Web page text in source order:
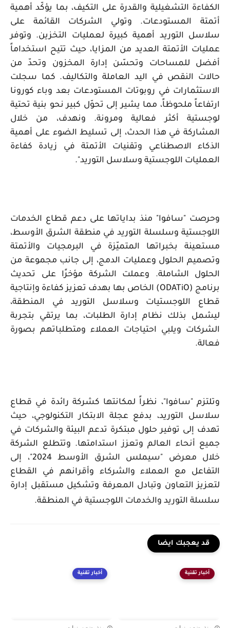
الكفاءة التشغيلية والقدرة على التكيف، بما يؤكّد أهمية
أتمتة المستودعات. وتولي الشركات القائمة على
سلاسل التوريد أهمية كبيرة لعمليات التخزين. وتوفر
عمليات الأتمتة العديد من المزايا، حيث تتيح استخداماً
أفضل للمساحات وتحسّن إدارة المخزون وتحدّ من
حالات النقص في اليد العاملة والتكاليف. كما سجلت
الاستثمارات في روبوتات المستودعات بعد وباء كورونا
ارتفاعاً ملحوظاً، مما يشير إلى تحوّل كبير نحو بنية تحتية
لوجستية أكثر فعالية ومرونة. ونهدف، من خلال
المشاركة في هذا الحدث، إلى تسليط الضوء على أهمية
الذكاء الاصطناعي وتقنيات الأتمتة في زيادة كفاءة
العمليات اللوجستية وسلاسل التوريد".
وحرصت "سافوا" منذ بداياتها على دعم قطاع الخدمات
اللوجستية وسلسلة التوريد في منطقة الشرق الأوسط،
مستعينة بخبراتها المتميّزة في البرمجيات والأتمتة
وتصميم الحلول وعمليات الدمج، إلى جانب مجموعة من
الحلول الشاملة. وعملت الشركة مؤخرًا على تحديث
برنامج (ODATiO) الخاص بها بهدف تعزيز كفاءة وإنتاجية
قطاع اللوجستيات وسلاسل التوريد في المنطقة،
ليشمل بذلك نظام إدارة الطلبات، بما يرتقي بتجربة
الشركات ويلبي احتياجات العملاء ومتطلباتهم بصورة
فعالة.
وتلتزم "سافوا"، نظراً لمكانتها كشركة رائدة في قطاع
سلاسل التوريد، بدفع عجلة الابتكار التكنولوجي، حيث
تهدف إلى توفير حلول مبتكرة تدعم البيئة والشركات في
جميع أنحاء العالم وتعزز استدامتها. وتتطلع الشركة
خلال معرض "سيملس الشرق الأوسط 2024"، إلى
التفاعل مع العملاء والشركاء وأقرانهم في القطاع
لتعزيز التعاون وتبادل المعرفة وتشكيل مستقبل إدارة
سلسلة التوريد والخدمات اللوجستية في المنطقة.
قد يعجبك ايضا
أخبار تقنية أخبار تقنية